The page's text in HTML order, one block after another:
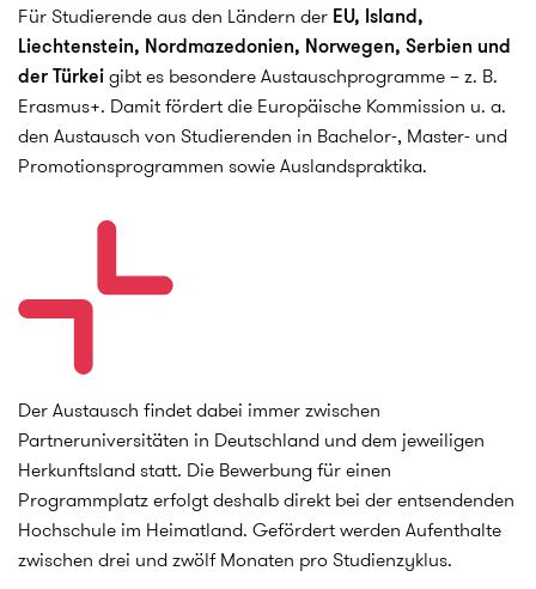
Für Studierende aus den Ländern der EU, Island,
Liechtenstein, Nordmazedonien, Norwegen, Serbien und
der Türkeigibt es besondere Austauschprogramme – z. B.
Erasmus+. Damit fördert die Europäische Kommission u. a.
den Austausch von Studierenden in Bachelor-, Master- und
Promotionsprogrammen sowie Auslandspraktika.
Der Austausch findet dabei immer zwischen
Partneruniversitäten in Deutschland und dem jeweiligen
Herkunftsland statt. Die Bewerbung für einen
Programmplatz erfolgt deshalb direkt bei der entsendenden
Hochschule im Heimatland. Gefördert werden Aufenthalte
zwischen drei und zwölf Monaten pro Studienzyklus.